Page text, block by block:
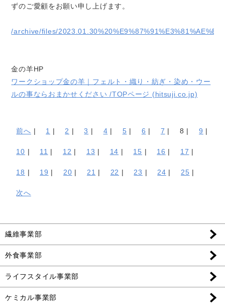
ずのご愛顧をお願い申し上げます。
/archive/files/
金の羊HP
ワークショップ金の羊｜フェルト・織り・紡ぎ・染め・ウー
ルの事ならおまかせください /TOPページ (hitsuji.co.jp)
前へ | 1 | 2 | 3 | 4 | 5 | 6 | 7 | 8 | 9 |
10 | 11 | 12 | 13 | 14 | 15 | 16 | 17 |
18 | 19 | 20 | 21 | 22 | 23 | 24 | 25 |
次へ
繊維事業部
外食事業部
ライフスタイル事業部
ケミカル事業部